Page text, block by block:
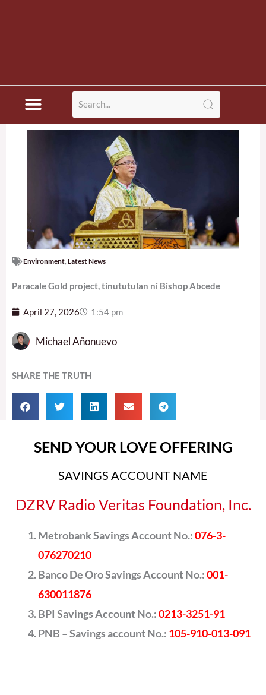
Environment Latest News
Paracale Gold project, tinututulan ni Bishop Abcede
April 27, 2026 1:54 pm
Michael Añonuevo
SHARE THE TRUTH
SEND YOUR LOVE OFFERING
SAVINGS ACCOUNT NAME
DZRV Radio Veritas Foundation, Inc.
Metrobank Savings Account No.:076-3-
076270210
Banco De Oro Savings Account No.:001-
630011876
BPI Savings Account No.:0213-3251-91
PNB – Savings account No.: 105-910-013-091